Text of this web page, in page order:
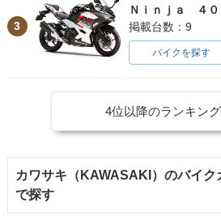
3
Ｎｉｎｊａ ４０
掲載台数：9
バイクを探す
4位以降のランキン
カワサキ（KAWASAKI）のバイク
で探す